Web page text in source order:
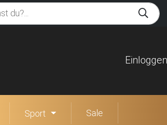
Einloggen
Sport Sale